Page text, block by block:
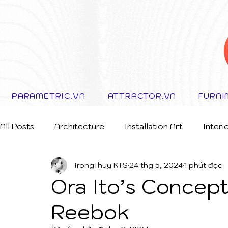
PARAMETRIC.VN ATTRACTOR.VN
All Posts Architecture Installation Art
Storytelling Concept
Ora Ito’s
Reebok
TrongThuy KTS 24 thg 5, 20241 phút đọc